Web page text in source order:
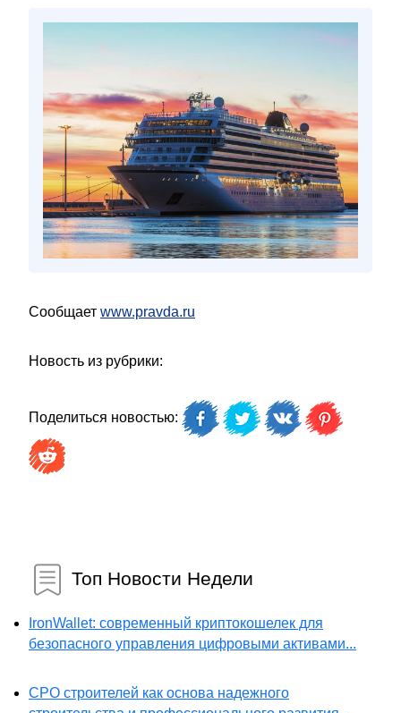
Сообщает www.pravda.ru
Новость из рубрики:
Поделиться новостью:
Топ Новости Недели
IronWallet: современный криптокошелек для
безопасного управления цифровыми активами...
СРО строителей как основа надежного